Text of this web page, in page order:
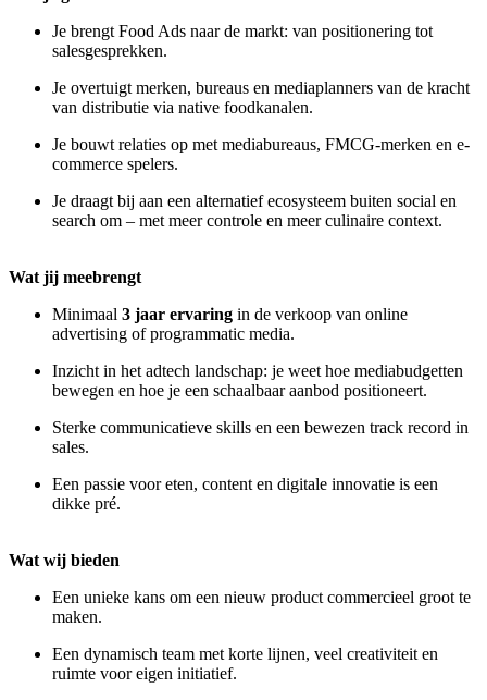
Je brengt Food Ads naar de markt: van positionering tot
salesgesprekken.
Je overtuigt merken, bureaus en mediaplanners van de kracht
van distributie via native foodkanalen.
Je bouwt relaties op met mediabureaus, FMCG-merken en e-
commerce spelers.
Je draagt bij aan een alternatief ecosysteem buiten social en
search om – met meer controle en meer culinaire context.
Wat jij meebrengt
Minimaal 3 jaar ervaring in de verkoop van online
advertising of programmatic media.
Inzicht in het adtech landschap: je weet hoe mediabudgetten
bewegen en hoe je een schaalbaar aanbod positioneert.
Sterke communicatieve skills en een bewezen track record in
sales.
Een passie voor eten, content en digitale innovatie is een
dikke pré.
Wat wij bieden
Een unieke kans om een nieuw product commercieel groot te
maken.
Een dynamisch team met korte lijnen, veel creativiteit en
ruimte voor eigen initiatief.